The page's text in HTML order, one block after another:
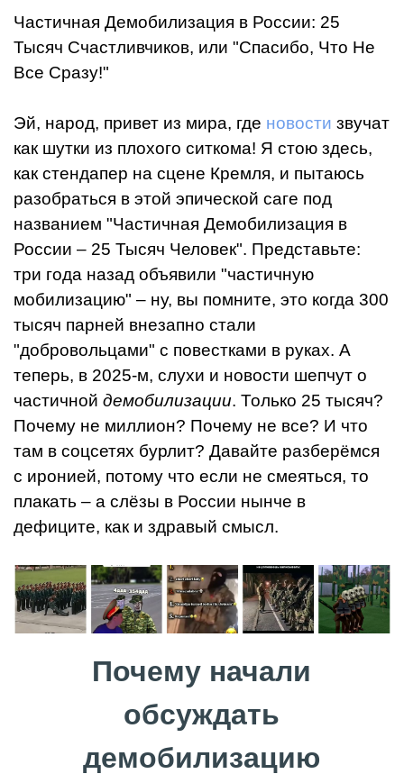
Частичная Демобилизация в России: 25
Тысяч Счастливчиков, или "Спасибо, Что Не
Все Сразу!"
Эй, народ, привет из мира, где новости звучат
как шутки из плохого ситкома! Я стою здесь,
как стендапер на сцене Кремля, и пытаюсь
разобраться в этой эпической саге под
названием "Частичная Демобилизация в
России – 25 Тысяч Человек". Представьте:
три года назад объявили "частичную
мобилизацию" – ну, вы помните, это когда 300
тысяч парней внезапно стали
"добровольцами" с повестками в руках. А
теперь, в 2025-м, слухи и новости шепчут о
частичной демобилизации. Только 25 тысяч?
Почему не миллион? Почему не все? И что
там в соцсетях бурлит? Давайте разберёмся
с иронией, потому что если не смеяться, то
плакать – а слёзы в России нынче в
дефиците, как и здравый смысл.
Почему начали
обсуждать
демобилизацию